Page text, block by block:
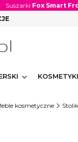
Suszarki Fox Smart
kosmetyczne